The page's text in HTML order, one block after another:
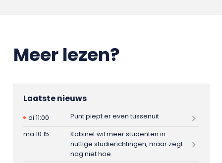
Meer lezen?
Laatste nieuws
di 11:00
Punt piept er even tussenuit
ma 10:15
Kabinet wil meer studenten in
nuttige studierichtingen, maar zegt
nog niet hoe